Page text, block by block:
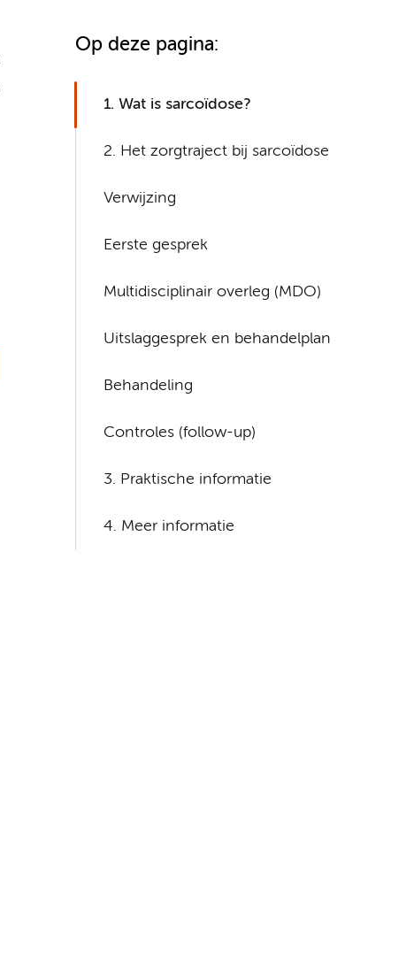
Op deze pagina:
1. Wat is sarcoïdose?
2. Het zorgtraject bij sarcoïdose
Verwijzing
Eerste gesprek
Multidisciplinair overleg (MDO)
Uitslaggesprek en behandelplan
Behandeling
Controles (follow-up)
3. Praktische informatie
4. Meer informatie